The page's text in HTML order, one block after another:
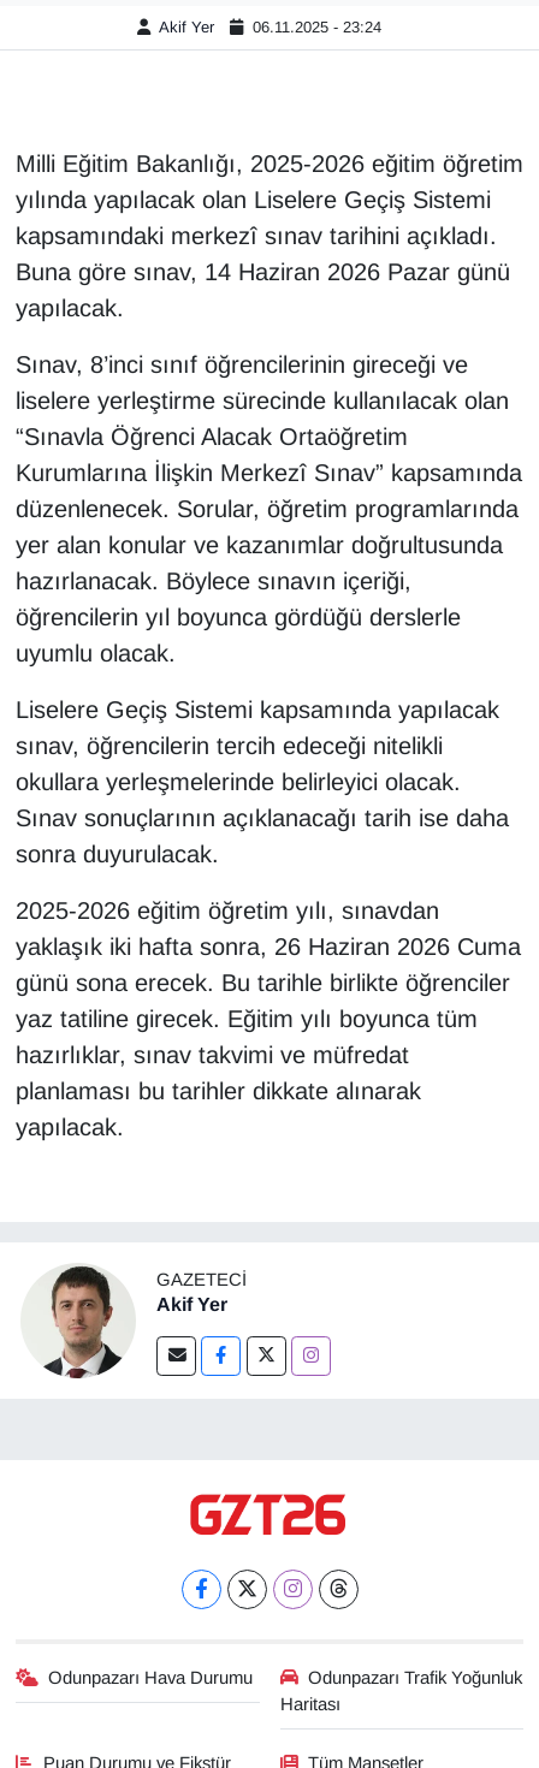
Akif Yer 06.11.2025 - 23:24
Milli Eğitim Bakanlığı, 2025-2026 eğitim öğretim
yılında yapılacak olan Liselere Geçiş Sistemi
kapsamındaki merkezî sınav tarihini açıkladı.
Buna göre sınav, 14 Haziran 2026 Pazar günü
yapılacak.
Sınav, 8’inci sınıf öğrencilerinin gireceği ve
liselere yerleştirme sürecinde kullanılacak olan
“Sınavla Öğrenci Alacak Ortaöğretim
Kurumlarına İlişkin Merkezî Sınav” kapsamında
düzenlenecek. Sorular, öğretim programlarında
yer alan konular ve kazanımlar doğrultusunda
hazırlanacak. Böylece sınavın içeriği,
öğrencilerin yıl boyunca gördüğü derslerle
uyumlu olacak.
Liselere Geçiş Sistemi kapsamında yapılacak
sınav, öğrencilerin tercih edeceği nitelikli
okullara yerleşmelerinde belirleyici olacak.
Sınav sonuçlarının açıklanacağı tarih ise daha
sonra duyurulacak.
2025-2026 eğitim öğretim yılı, sınavdan
yaklaşık iki hafta sonra, 26 Haziran 2026 Cuma
günü sona erecek. Bu tarihle birlikte öğrenciler
yaz tatiline girecek. Eğitim yılı boyunca tüm
hazırlıklar, sınav takvimi ve müfredat
planlaması bu tarihler dikkate alınarak
yapılacak.
GAZETECI
Akif Yer
Odunpazarı Hava Durumu
Odunpazarı Trafik Yoğunluk
Haritası
Puan Durumu ve Fikstür Tüm Manşetler